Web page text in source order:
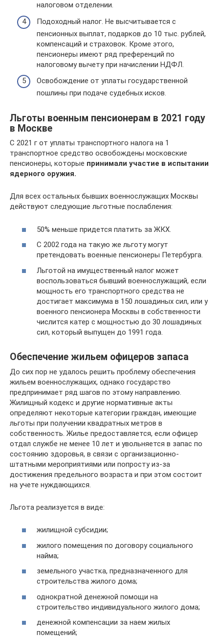
налоговом отделении.
Подоходный налог. Не высчитывается с
пенсионных выплат, подарков до 10 тыс. рублей,
компенсаций и страховок. Кроме этого,
пенсионеры имеют ряд преференций по
налоговому вычету при начислении НДФЛ.
Освобождение от уплаты государственной
пошлины при подаче судебных исков.
Льготы военным пенсионерам в 2021 году
в Москве
С 2021 г от уплаты транспортного налога на 1
транспортное средство освобождены московские
пенсионеры, которые принимали участие в испытании
ядерного оружия.
Для всех остальных бывших военнослужащих Москвы
действуют следующие льготные послабления:
50% меньше придется платить за ЖКХ.
С 2002 года на такую же льготу могут
претендовать военные пенсионеры Петербурга.
Льготой на имущественный налог может
воспользоваться бывший военнослужащий, если
мощность его транспортного средства не
достигает максимума в 150 лошадиных сил, или у
военного пенсионера Москвы в собственности
числится катер с мощностью до 30 лошадиных
сил, который выпущен до 1991 года.
Обеспечение жильем офицеров запаса
До сих пор не удалось решить проблему обеспечения
жильем военнослужащих, однако государство
предпринимает ряд шагов по этому направлению.
Жилищный кодекс и другие нормативные акты
определяют некоторые категории граждан, имеющие
льготы при получении квадратных метров в
собственность. Жилье предоставляется, если офицер
отдал службе не менее 10 лет и увольняется в запас по
состоянию здоровья, в связи с организационно-
штатными мероприятиями или попросту из-за
достижения предельного возраста и при этом состоит
на учете нуждающихся.
Льгота реализуется в виде:
жилищной субсидии;
жилого помещения по договору социального
найма;
земельного участка, предназначенного для
строительства жилого дома;
однократной денежной помощи на
строительство индивидуального жилого дома;
денежной компенсации за наем жилых
помещений;